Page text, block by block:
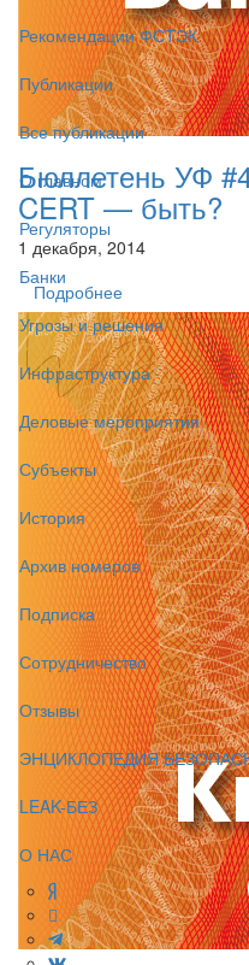
Рекомендации ФСТЭК
Публикации
Все публикации
О главном
Регуляторы
Банки
Угрозы и решения
Инфраструктура
Деловые мероприятия
Субъекты
История
Архив номеров
Подписка
Сотрудничество
Отзывы
ЭНЦИКЛОПЕДИЯ
LEAK-БЕЗ
О НАС
Бюллетень УФ
CERT — быть?
1 декабря, 2014
Подробнее